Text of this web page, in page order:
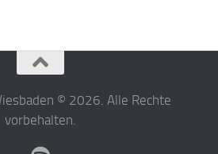
© 2026. Alle Rechte
vorbehalten.